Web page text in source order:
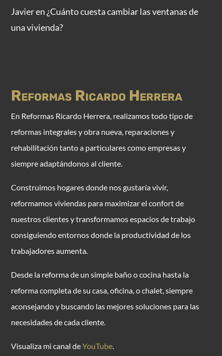
Javieren ¿Cuánto cuesta cambiar las ventanas de
una vivienda?
Reformas Ricardo Herrera
En Reformas Ricardo Herrera, realizamos todo tipo de
reformas integrales y obra nueva, reparaciones y
rehabilitación tanto a particulares como empresas y
siempre adaptándonos al cliente.
Construimos hogares donde nos gustaría vivir,
reformamos viviendas para maximizar el confort de
nuestros clientes y transformamos espacios de trabajo
consiguiendo entornos donde la productividad de los
trabajadores aumenta.
Desde la reforma de un simple baño o cocina hasta la
reforma completa de su casa, oficina, o chalet, siempre
aconsejando y buscando las mejores soluciones para las
necesidades de cada cliente.
Visualiza mi canal deYouTube